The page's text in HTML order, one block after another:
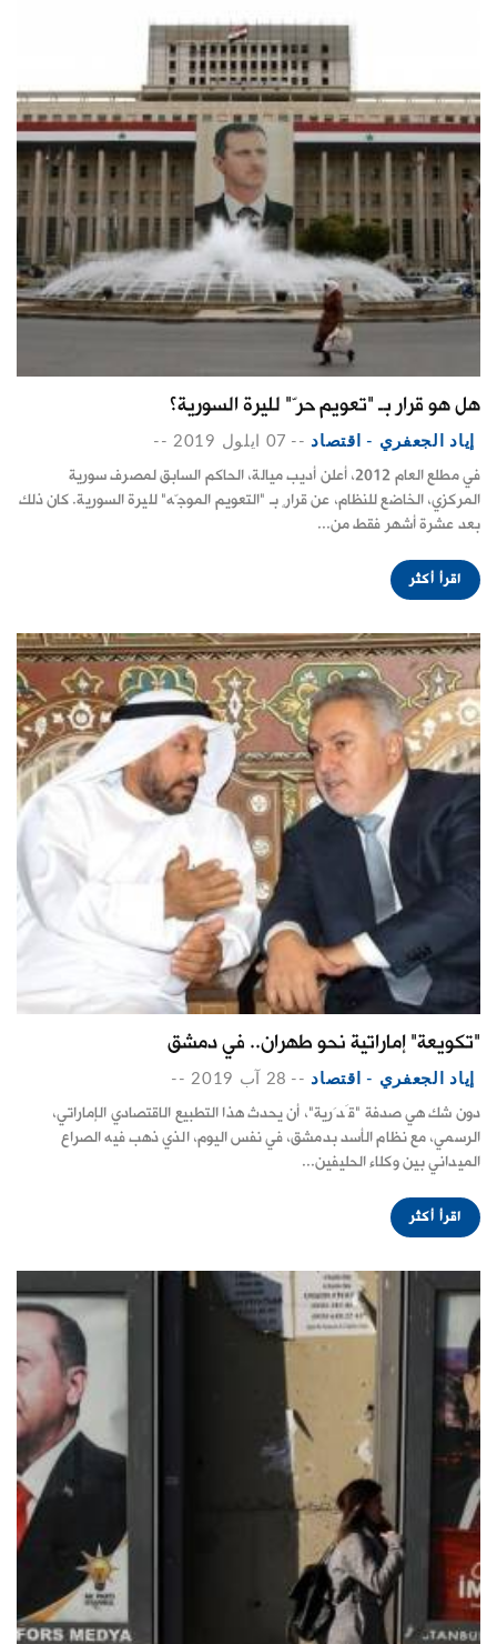
هل هو قرار بـ "تعويم حرّ" لليرة السورية؟
إياد الجعفري - اقتصاد -- 07 ايلول 2019 --
في مطلع العام 2012، أعلن أديب ميالة، الحاكم السابق لمصرف سورية
المركزي، الخاضع للنظام، عن قرارٍ بـ "التعويم الموجّه" لليرة السورية. كان ذلك
بعد عشرة أشهر فقط من...
اقرأ أكثر
"تكويعة" إماراتية نحو طهران.. في دمشق
إياد الجعفري - اقتصاد -- 28 آب 2019 --
دون شك هي صدفة "قَدَرية"، أن يحدث هذا التطبيع الاقتصادي الإماراتي،
الرسمي، مع نظام الأسد بدمشق، في نفس اليوم، الذي ذهب فيه الصراع
الميداني بين وكلاء الحليفين...
اقرأ أكثر